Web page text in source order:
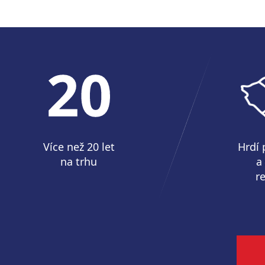
Více než 20 let
na trhu
Hrdí